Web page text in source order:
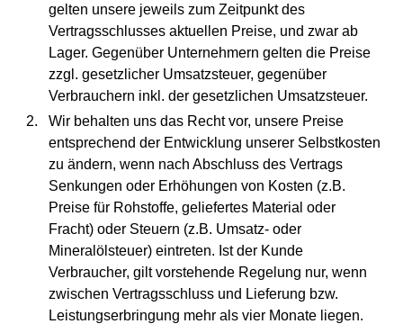
gelten unsere jeweils zum Zeitpunkt des
Vertragsschlusses aktuellen Preise, und zwar ab
Lager. Gegenüber Unternehmern gelten die Preise
zzgl. gesetzlicher Umsatzsteuer, gegenüber
Verbrauchern inkl. der gesetzlichen Umsatzsteuer.
Wir behalten uns das Recht vor, unsere Preise
entsprechend der Entwicklung unserer Selbstkosten
zu ändern, wenn nach Abschluss des Vertrags
Senkungen oder Erhöhungen von Kosten (z.B.
Preise für Rohstoffe, geliefertes Material oder
Fracht) oder Steuern (z.B. Umsatz- oder
Mineralölsteuer) eintreten. Ist der Kunde
Verbraucher, gilt vorstehende Regelung nur, wenn
zwischen Vertragsschluss und Lieferung bzw.
Leistungserbringung mehr als vier Monate liegen.